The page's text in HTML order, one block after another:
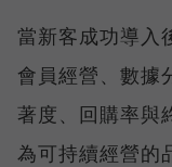
當新客成功導入
會員經營、數據
著度、回購率與
為可持續經營的